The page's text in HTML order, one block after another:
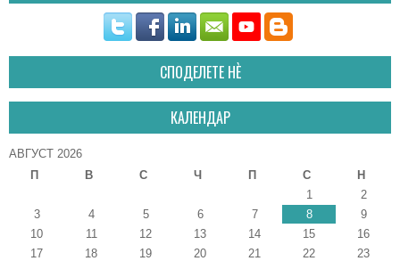
СПОДЕЛЕТЕ НÈ
КАЛЕНДАР
АВГУСТ 2026
П
В С Ч П С
Н
1
2
3
4 5 6 7 8
9
10
11 12 13 14 15
16
17
18 19 20 21 22
23